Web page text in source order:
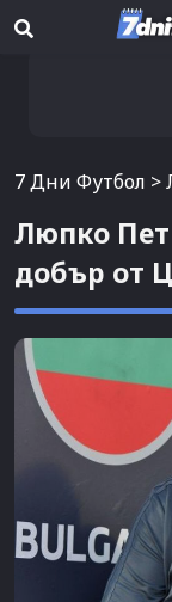
7 Дни Футбол >
Люпко
добър от